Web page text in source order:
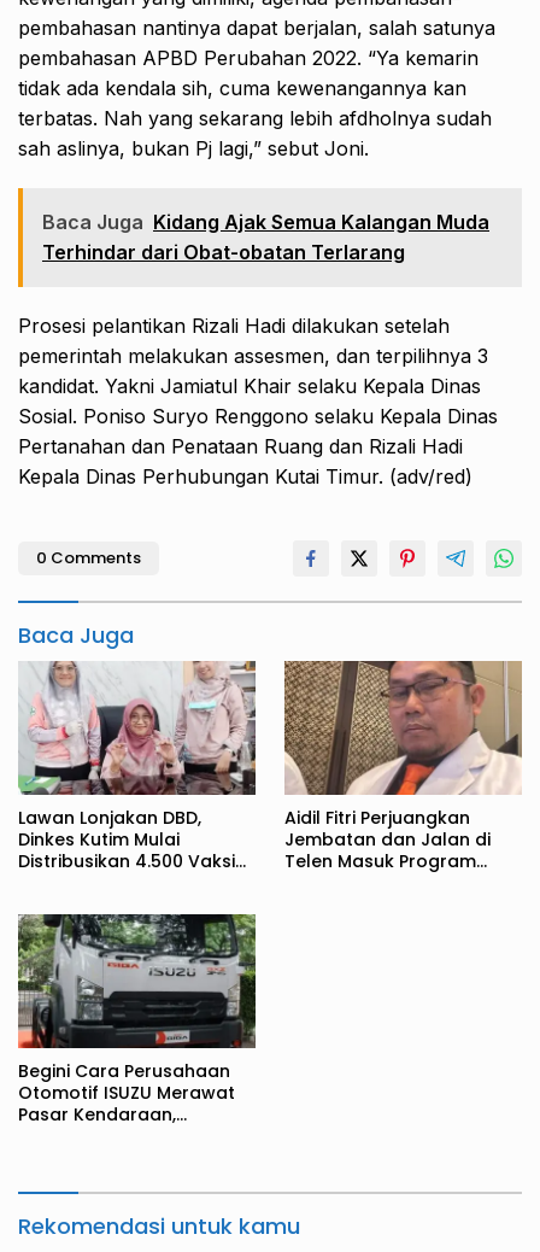
pembahasan nantinya dapat berjalan, salah satunya
pembahasan APBD Perubahan 2022. “Ya kemarin
tidak ada kendala sih, cuma kewenangannya kan
terbatas. Nah yang sekarang lebih afdholnya sudah
sah aslinya, bukan Pj lagi,” sebut Joni.
Baca Juga Kidang Ajak Semua Kalangan Muda
Terhindar dari Obat-obatan Terlarang
Prosesi pelantikan Rizali Hadi dilakukan setelah
pemerintah melakukan assesmen, dan terpilihnya 3
kandidat. Yakni Jamiatul Khair selaku Kepala Dinas
Sosial. Poniso Suryo Renggono selaku Kepala Dinas
Pertanahan dan Penataan Ruang dan Rizali Hadi
Kepala Dinas Perhubungan Kutai Timur. (adv/red)
0 Comments
Baca Juga
Lawan Lonjakan DBD,
Dinkes Kutim Mulai
Distribusikan 4.500 Vaksin
Aidil Fitri Perjuangkan
Jembatan dan Jalan di
Telen Masuk Program
Begini Cara Perusahaan
Otomotif ISUZU Merawat
Pasar Kendaraan,
Rekomendasi untuk kamu